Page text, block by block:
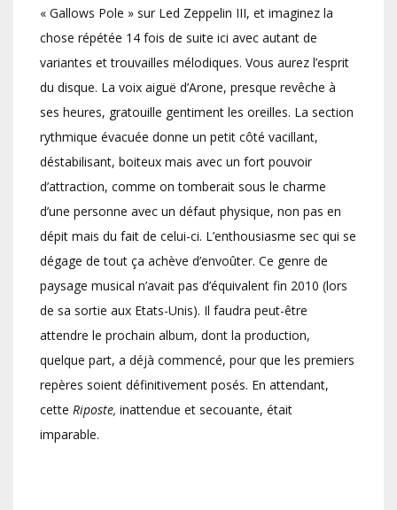
« Gallows Pole » sur Led Zeppelin III, et imaginez la
chose répétée 14 fois de suite ici avec autant de
variantes et trouvailles mélodiques. Vous aurez l’esprit
du disque. La voix aiguë d’Arone, presque revêche à
ses heures, gratouille gentiment les oreilles. La section
rythmique évacuée donne un petit côté vacillant,
déstabilisant, boiteux mais avec un fort pouvoir
d’attraction, comme on tomberait sous le charme
d’une personne avec un défaut physique, non pas en
dépit mais du fait de celui-ci. L’enthousiasme sec qui se
dégage de tout ça achève d’envoûter. Ce genre de
paysage musical n’avait pas d’équivalent fin 2010 (lors
de sa sortie aux Etats-Unis). Il faudra peut-être
attendre le prochain album, dont la production,
quelque part, a déjà commencé, pour que les premiers
repères soient définitivement posés. En attendant,
cette Riposte, inattendue et secouante, était
imparable.